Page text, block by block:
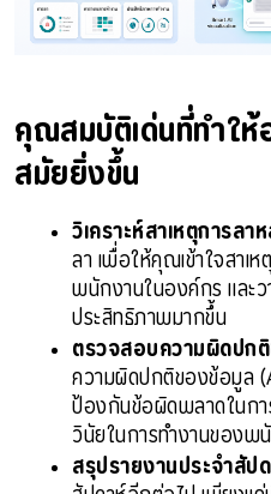
คุณสมบัติเด่นที่ทำใ
สมัยยิ่งขึ้น
วิเคราะห์สาเหตุการลา
ลา เพื่อให้คุณเข้าใจสาเ
พนักงานในองค์กร และ
ประสิทธิภาพมากขึ้น
ตรวจสอบความผิดปก
ความผิดปกติของข้อมูล
ป้องกันข้อผิดพลาดในก
วินัยในการทำงานของพ
สรุปรายงานประจำสัป